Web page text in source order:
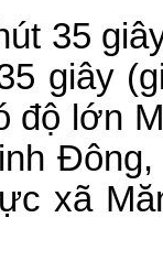
35
giây
độ lớn
xã